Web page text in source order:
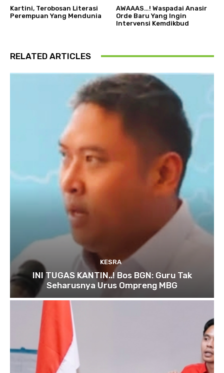
Kartini, Terobosan Literasi
Perempuan Yang Mendunia
AWAAAS…! Waspadai Anasir
Orde Baru Yang Ingin
Intervensi Kemdikbud
RELATED ARTICLES
KESRA
INI TUGAS KANTIN..! Bos BGN: Guru Tak
Seharusnya Urus Ompreng MBG